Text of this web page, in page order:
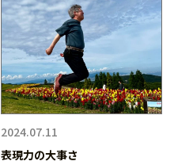
2024.07.11
表現力の大事さ